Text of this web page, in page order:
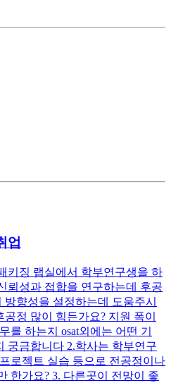
업
키징 랩실에서 학부연구생을 하
뢰성과 접합을 연구하는데 후공
향성을 설정하는데 도움주시
정 많이 힘든가요? 지원 폭이
를 하는지 osat외에는 어떤 기
궁금합니다 2.학사는 학부연구
로젝트 실습 등으로 전공정이나
한가요? 3. 다른곳이 전망이 좋